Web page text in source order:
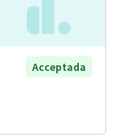
Acceptada